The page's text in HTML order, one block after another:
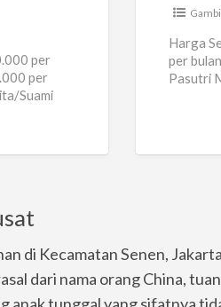
per
per
Suami
Harga
per
Pasutri
di Kecamatan Senen,
dari nama orang China,